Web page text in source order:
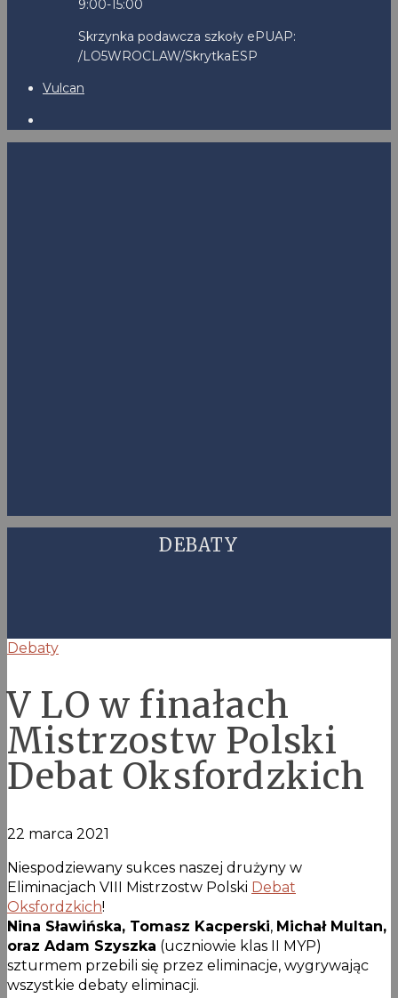
9:00-15:00
Skrzynka podawcza szkoły ePUAP:
/LO5WROCLAW/SkrytkaESP
Vulcan
DEBATY
Debaty
V LO w finałach
Mistrzostw Polski
Debat Oksfordzkich
22 marca 2021
Niespodziewany sukces naszej drużyny w
Eliminacjach VIII Mistrzostw Polski Debat
Oksfordzkich!
Nina Sławińska, Tomasz Kacperski, Michał Multan,
oraz Adam Szyszka (uczniowie klas II MYP)
szturmem przebili się przez eliminacje, wygrywając
wszystkie debaty eliminacji.